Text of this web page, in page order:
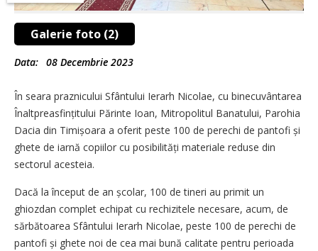
Galerie foto (2)
Data: 08 Decembrie 2023
În seara praznicului Sfântului Ierarh Nicolae, cu binecuvântarea
Înaltpreasfințitului Părinte Ioan, Mitropolitul Banatului, Parohia
Dacia din Timișoara a oferit peste 100 de perechi de pantofi și
ghete de iarnă copiilor cu posibilități materiale reduse din
sectorul acesteia.
Dacă la început de an școlar, 100 de tineri au primit un
ghiozdan complet echipat cu rechizitele necesare, acum, de
sărbătoarea Sfântului Ierarh Nicolae, peste 100 de perechi de
pantofi și ghete noi de cea mai bună calitate pentru perioada